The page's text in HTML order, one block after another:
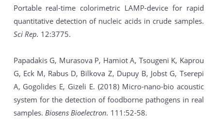
Portable real-time colorimetric LAMP-device for rapid
quantitative detection of nucleic acids in crude samples.
Sci Rep. 12:3775.
Papadakis G, Murasova P, Hamiot A, Tsougeni K, Kaprou
G, Eck M, Rabus D, Bilkova Z, Dupuy B, Jobst G, Tserepi
A, Gogolides E, Gizeli E. (2018) Micro-nano-bio acoustic
system for the detection of foodborne pathogens in real
samples. Biosens Bioelectron. 111:52-58.